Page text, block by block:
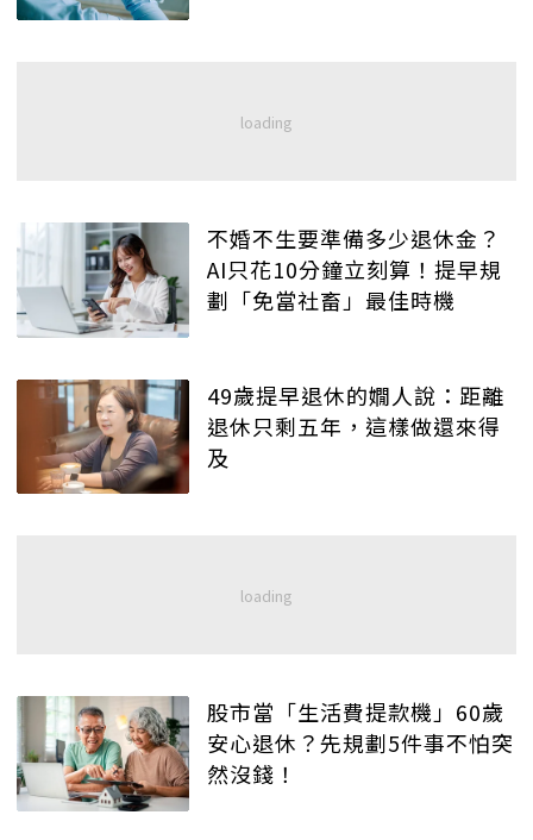
不婚不生要準備多少退休金？
AI只花10分鐘立刻算！提早規
劃「免當社畜」最佳時機
49歲提早退休的嫺人說：距離
退休只剩五年，這樣做還來得
及
股市當「生活費提款機」60歲
安心退休？先規劃5件事不怕突
然沒錢！